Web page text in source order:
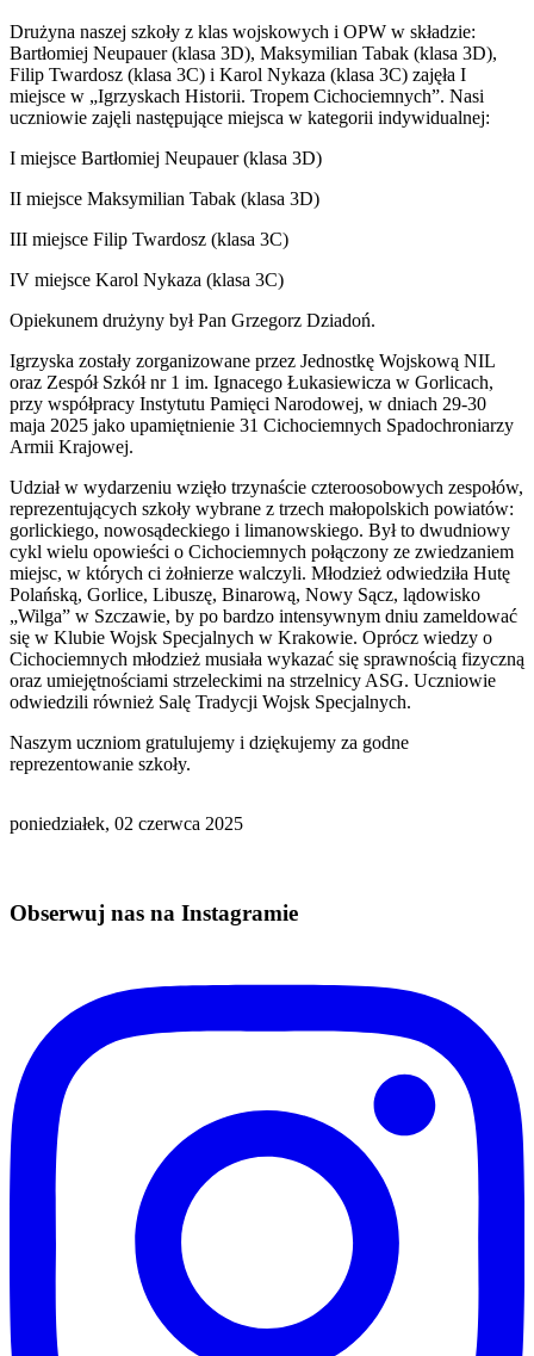
Drużyna naszej szkoły z klas wojskowych i OPW w składzie:
Bartłomiej Neupauer (klasa 3D), Maksymilian Tabak (klasa 3D),
Filip Twardosz (klasa 3C) i Karol Nykaza (klasa 3C) zajęła I
miejsce w „Igrzyskach Historii. Tropem Cichociemnych”. Nasi
uczniowie zajęli następujące miejsca w kategorii indywidualnej:
I miejsce Bartłomiej Neupauer (klasa 3D)
II miejsce Maksymilian Tabak (klasa 3D)
III miejsce Filip Twardosz (klasa 3C)
IV miejsce Karol Nykaza (klasa 3C)
Opiekunem drużyny był Pan Grzegorz Dziadoń.
Igrzyska zostały zorganizowane przez Jednostkę Wojskową NIL
oraz Zespół Szkół nr 1 im. Ignacego Łukasiewicza w Gorlicach,
przy współpracy Instytutu Pamięci Narodowej, w dniach 29-30
maja 2025 jako upamiętnienie 31 Cichociemnych Spadochroniarzy
Armii Krajowej.
Udział w wydarzeniu wzięło trzynaście czteroosobowych zespołów,
reprezentujących szkoły wybrane z trzech małopolskich powiatów:
gorlickiego, nowosądeckiego i limanowskiego. Był to dwudniowy
cykl wielu opowieści o Cichociemnych połączony ze zwiedzaniem
miejsc, w których ci żołnierze walczyli. Młodzież odwiedziła Hutę
Polańską, Gorlice, Libuszę, Binarową, Nowy Sącz, lądowisko
„Wilga” w Szczawie, by po bardzo intensywnym dniu zameldować
się w Klubie Wojsk Specjalnych w Krakowie. Oprócz wiedzy o
Cichociemnych młodzież musiała wykazać się sprawnością fizyczną
oraz umiejętnościami strzeleckimi na strzelnicy ASG. Uczniowie
odwiedzili również Salę Tradycji Wojsk Specjalnych.
Naszym uczniom gratulujemy i dziękujemy za godne
reprezentowanie szkoły.
poniedziałek, 02 czerwca 2025
Obserwuj nas na Instagramie